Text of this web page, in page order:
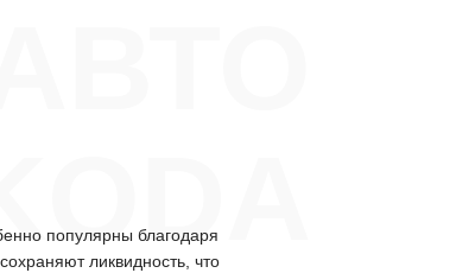
популярны благодаря
ликвидность, что